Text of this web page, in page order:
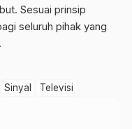
Sesuai prinsip
seluruh pihak yang
Sinyal Televisi